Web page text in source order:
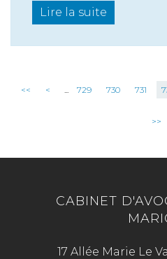
Lire la suite
<< < 729 730 731
>>
CABINET
17 Allée Marie Le